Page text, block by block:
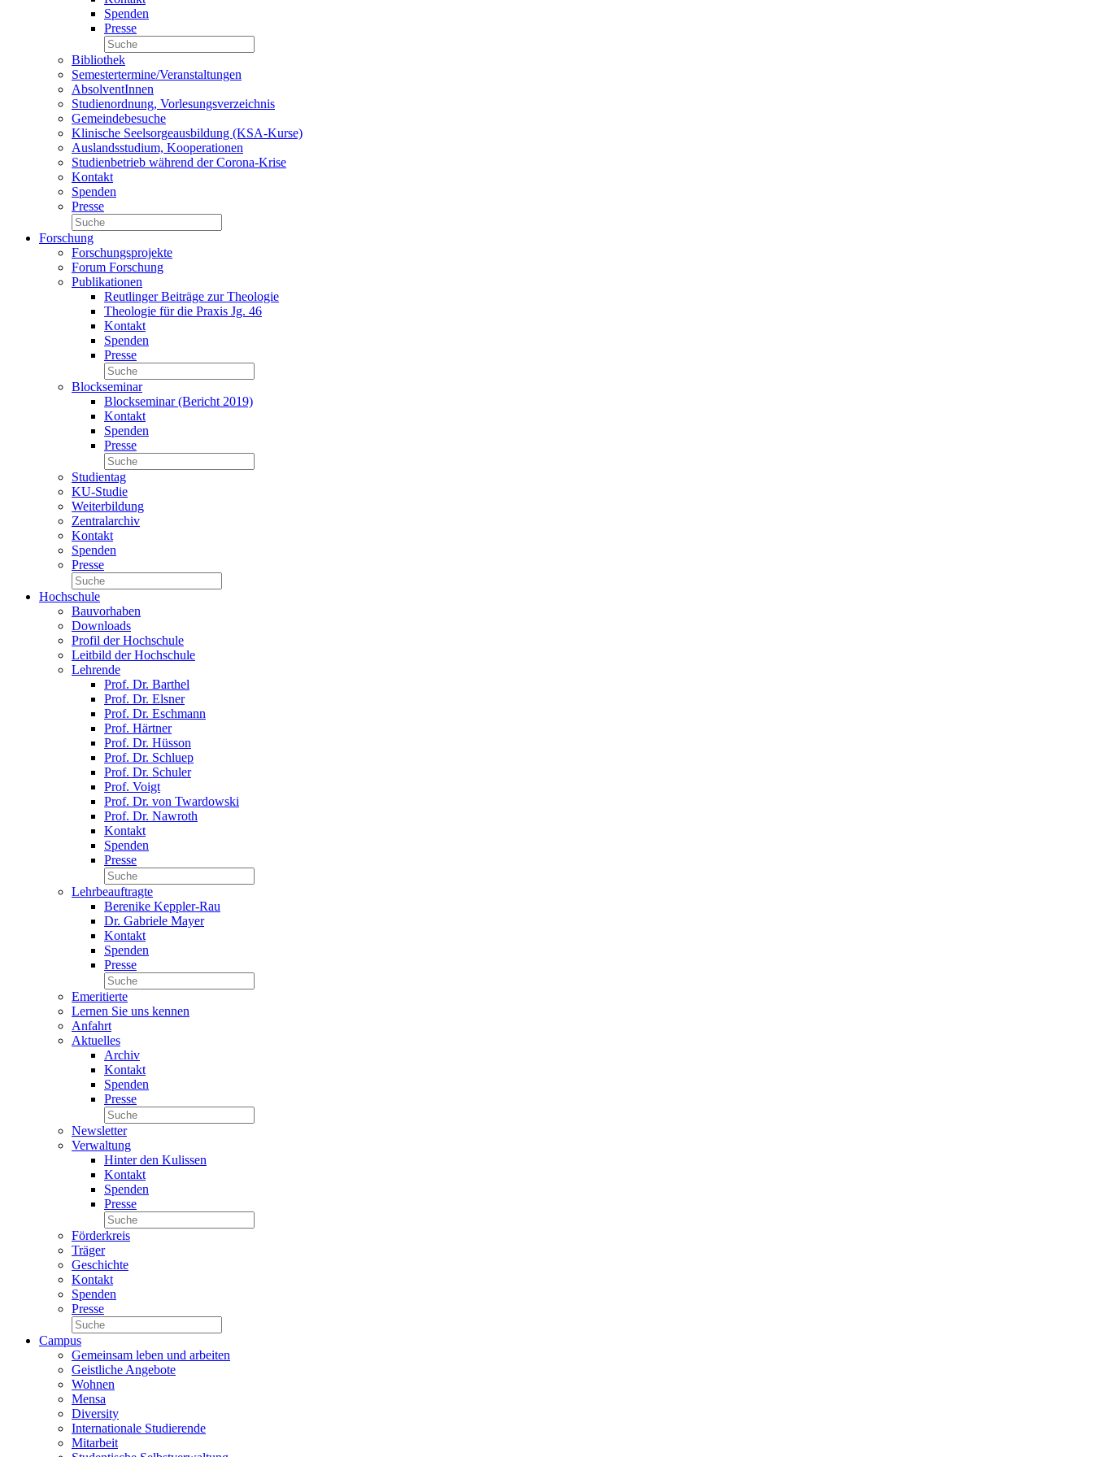
Spenden
Presse
Bibliothek
Semestertermine/Veranstaltungen
AbsolventInnen
Studienordnung, Vorlesungsverzeichnis
Gemeindebesuche
Klinische Seelsorgeausbildung (KSA-Kurse)
Auslandsstudium, Kooperationen
Studienbetrieb während der Corona-Krise
Kontakt
Spenden
Presse
Forschung
Forschungsprojekte
Forum Forschung
Publikationen
Reutlinger Beiträge zur Theologie
Theologie für die Praxis Jg. 46
Kontakt
Spenden
Presse
Blockseminar
Blockseminar (Bericht 2019)
Kontakt
Spenden
Presse
Studientag
KU-Studie
Weiterbildung
Zentralarchiv
Kontakt
Spenden
Presse
Hochschule
Bauvorhaben
Downloads
Profil der Hochschule
Leitbild der Hochschule
Lehrende
Prof. Dr. Barthel
Prof. Dr. Elsner
Prof. Dr. Eschmann
Prof. Härtner
Prof. Dr. Hüsson
Prof. Dr. Schluep
Prof. Dr. Schuler
Prof. Voigt
Prof. Dr. von Twardowski
Prof. Dr. Nawroth
Kontakt
Spenden
Presse
Lehrbeauftragte
Berenike Keppler-Rau
Dr. Gabriele Mayer
Kontakt
Spenden
Presse
Emeritierte
Lernen Sie uns kennen
Anfahrt
Aktuelles
Archiv
Kontakt
Spenden
Presse
Newsletter
Verwaltung
Hinter den Kulissen
Kontakt
Spenden
Presse
Förderkreis
Träger
Geschichte
Kontakt
Spenden
Presse
Campus
Gemeinsam leben und arbeiten
Geistliche Angebote
Wohnen
Mensa
Diversity
Internationale Studierende
Mitarbeit